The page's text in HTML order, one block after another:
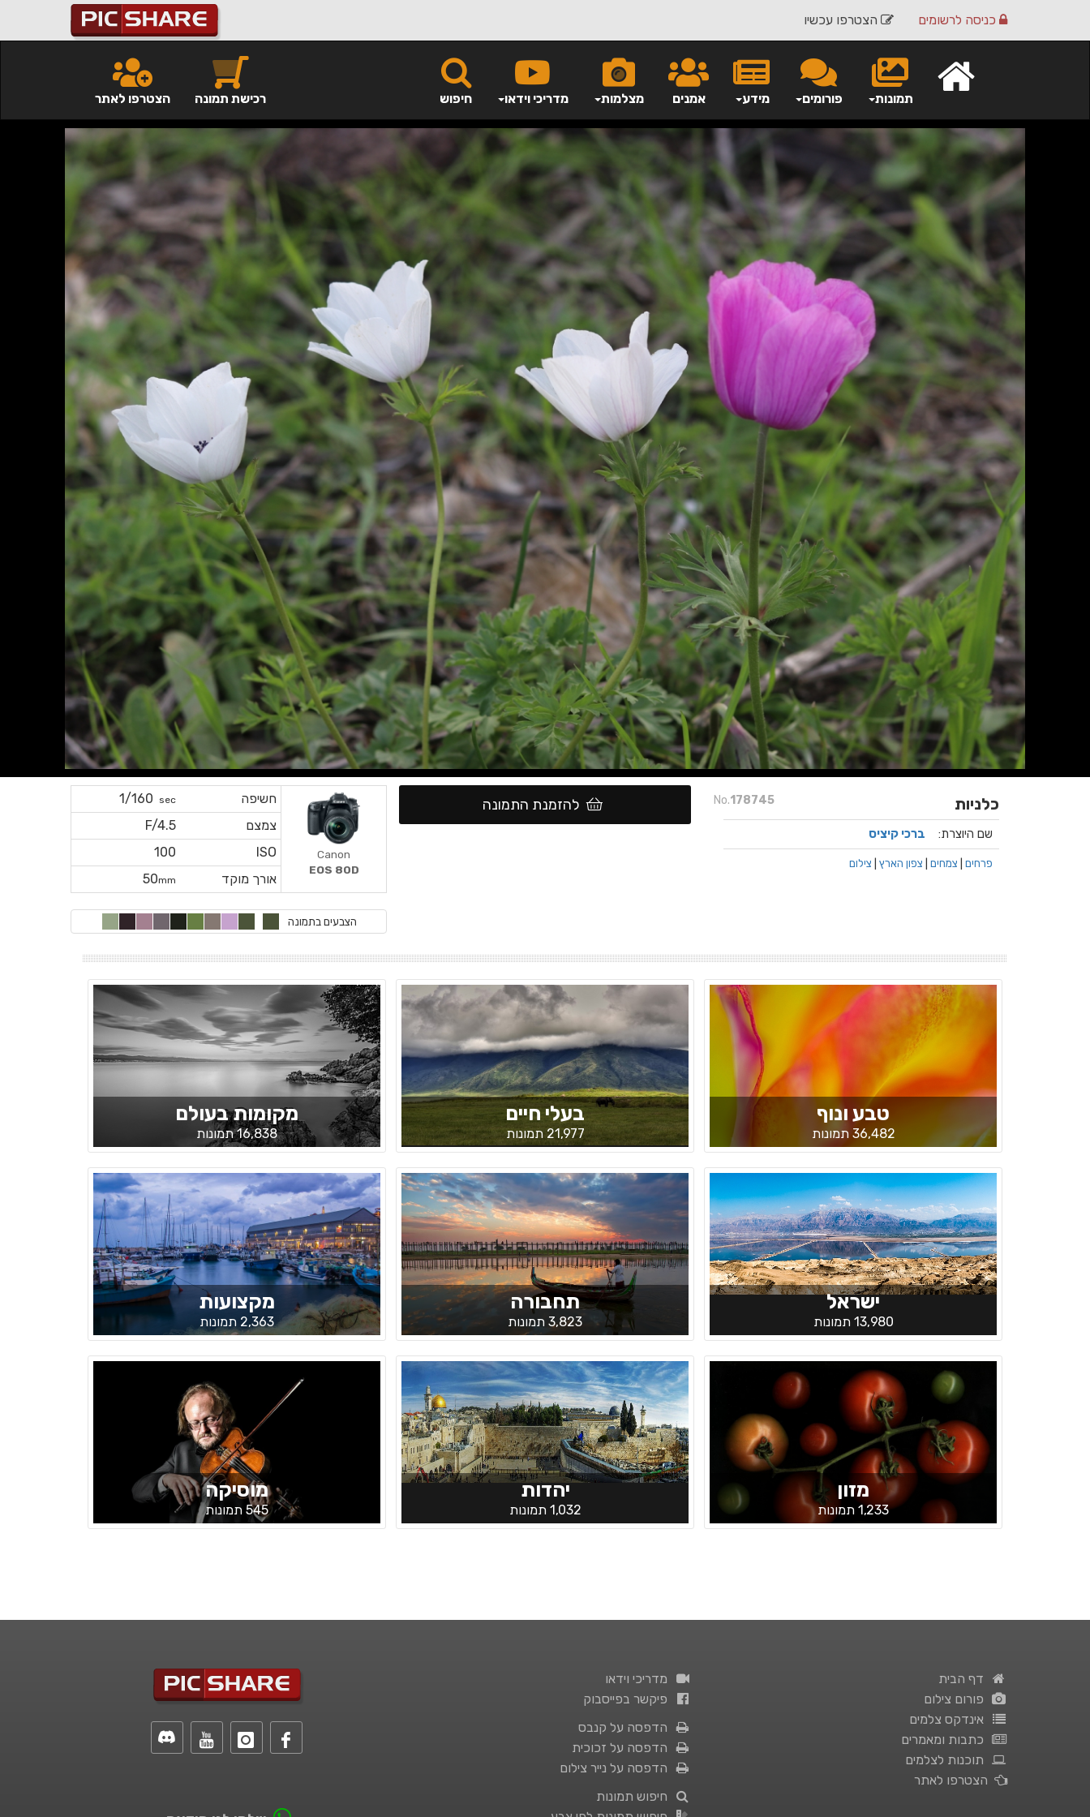
הצטרפו עכשיו כניסה לרשומים
חיפוש מדריכי וידאו מצלמות אמנים מידע פורומים תמונות הצטרפו לאתר רכישת תמונה
No.178745 כלניות
שם היוצרת: ברכי קיציס
פרחים צמחים צפון הארץ צילום
חשיפה sec
1/160
צמצם
F/4.5
ISO
100
אורך מוקד
50mm
Canon
EOS 80D
הצבעים בתמונה
להזמנת התמונה
טבע ונוף
36,482 תמונות
בעלי חיים
21,977 תמונות
מקומות בעולם
16,838 תמונות
ישראל
13,980 תמונות
תחבורה
3,823 תמונות
מקצועות
2,363 תמונות
מזון
1,233 תמונות
יהדות
1,032 תמונות
מוסיקה
545 תמונות
מדריכי וידאו
פיקשר בפייסבוק
הדפסה על קנבס
הדפסה על זכוכית
הדפסה על נייר צילום
חיפוש תמונות
דף הבית
פורום צילום
אינדקס צלמים
כתבות ומאמרים
תוכנות לצלמים
הצטרפו לאתר